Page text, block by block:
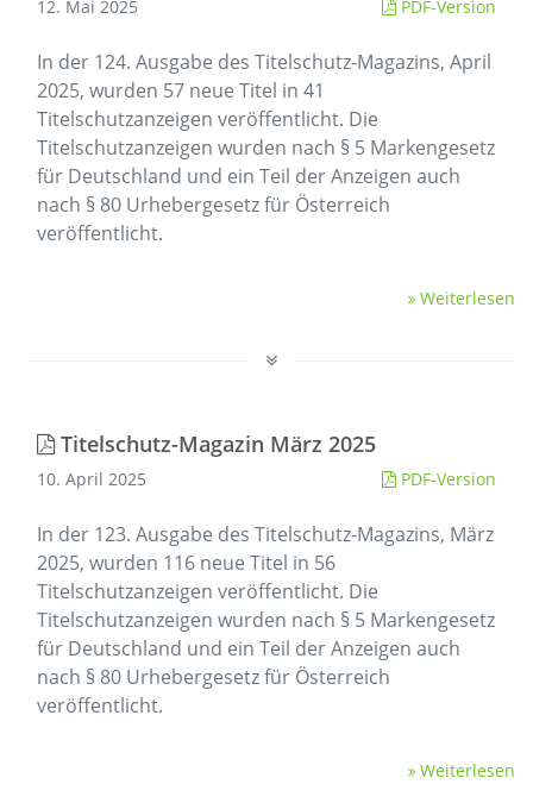
12. Mai 2025 PDF-Version
In der 124. Ausgabe des Titelschutz-Magazins, April
2025, wurden 57 neue Titel in 41
Titelschutzanzeigen veröffentlicht. Die
Titelschutzanzeigen wurden nach § 5 Markengesetz
für Deutschland und ein Teil der Anzeigen auch
nach § 80 Urhebergesetz für Österreich
veröffentlicht.
Weiterlesen
Titelschutz-Magazin März 2025
10. April 2025 PDF-Version
In der 123. Ausgabe des Titelschutz-Magazins, März
2025, wurden 116 neue Titel in 56
Titelschutzanzeigen veröffentlicht. Die
Titelschutzanzeigen wurden nach § 5 Markengesetz
für Deutschland und ein Teil der Anzeigen auch
nach § 80 Urhebergesetz für Österreich
veröffentlicht.
Weiterlesen